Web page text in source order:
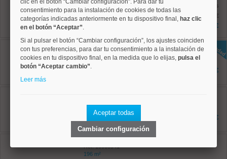
Ref: 10008919
183 m²
4 dormitorios
3 baños
antes
1.300.000 €
1.200.000 €
Chamartín, Hispanoamerica
Ref: 10008956
152 m²
4 dormitorios
1.295.500 €
129 m²
4 dormitorios
2 baños
1.355.000 €
Chamartín, Prosperidad
Ref: 10008941
196 m²
clic en el botón “Cambiar configuración”. Para dar tu
consentimiento para la instalación de cookies de todas las
categorías indicadas anteriormente en tu dispositivo final, haz clic
en el botón “Aceptar”.
Si al pulsar el botón “Cambiar configuración”, los ajustes coinciden
con tus preferencias, para dar tu consentimiento a la instalación de
cookies en tu dispositivo final, en la medida que lo elijas, pulsa el
botón “Aceptar cambio”.
Leer más
Aceptar todas
Cambiar configuración